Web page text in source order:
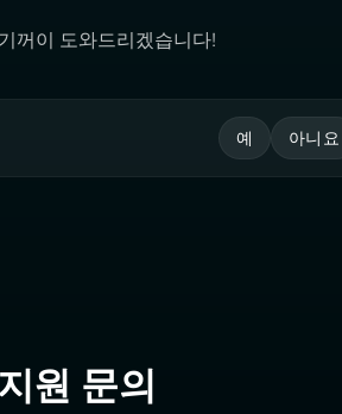
꺼이 도와드리겠습니다!
예 아니요
원 문의